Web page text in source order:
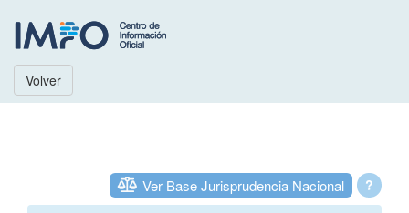
Volver
?
Ver Base Jurisprudencia Nacional